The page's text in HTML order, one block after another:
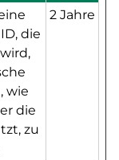
die
wie
die
zu
2 Jahre